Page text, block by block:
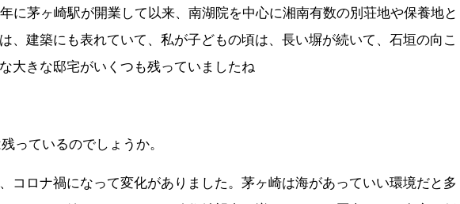
年に茅ヶ崎駅が開業して以来、南湖院を中心に湘南有数の別荘地や保養地と
、建築にも表れていて、私が子どもの頃は、長い塀が続いて、石垣の向こ
大きな邸宅がいくつも残っていましたね
っているのでしょうか。
、コロナ禍になって変化がありました。茅ヶ崎は海があっていい環境だと多